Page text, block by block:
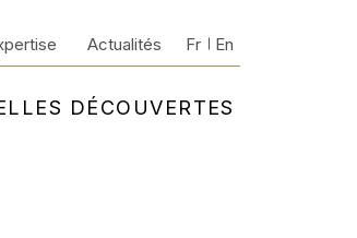
DÉCOUVERTES
Actualités Fr En